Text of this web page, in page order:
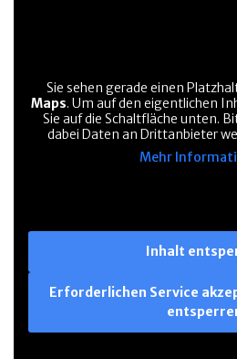
Sie sehen gerade einen
Maps. Um auf den eigentlichen
Sie auf die Schaltfläche unten.
dabei Daten an Drittanbieter
Mehr
Inhalt
Erforderlichen Service